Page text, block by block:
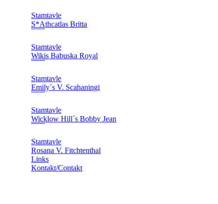
Stamtavle
S*Athcatlas Britta
Stamtavle
Wikis Babuska Royal
Stamtavle
Emily´s V. Scahaningi
Stamtavle
Wicklow Hill´s Bobby Jean
Stamtavle
Rosana V. Fitchtenthal
Links
Kontakt/Contakt